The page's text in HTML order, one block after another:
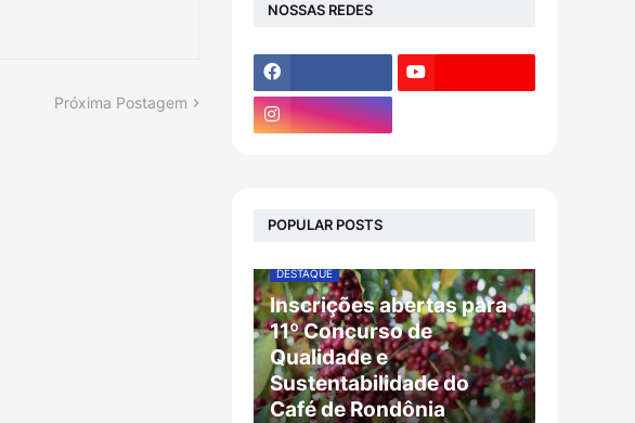
Próxima Postagem
NOSSAS REDES
POPULAR POSTS
DESTAQUE
Inscrições abertas para
11º Concurso de
Qualidade e
Sustentabilidade do
Café de Rondônia